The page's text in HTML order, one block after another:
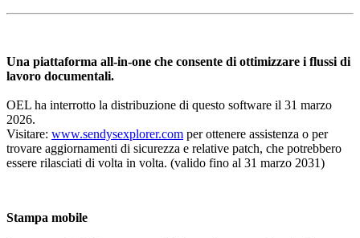
Una piattaforma all-in-one che consente di ottimizzare i flussi di
lavoro documentali.
OEL ha interrotto la distribuzione di questo software il 31 marzo
2026.
Visitare: www.sendysexplorer.com per ottenere assistenza o per
trovare aggiornamenti di sicurezza e relative patch, che potrebbero
essere rilasciati di volta in volta. (valido fino al 31 marzo 2031)
Stampa mobile